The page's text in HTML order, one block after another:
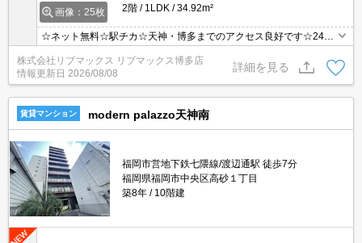
画像：25枚
2階
1LDK 34.92m²
☆ネット無料☆駅チカ☆天神・博多までのアクセス良好です☆24時
株式会社リブマックス リブマックス博多店
情報更新日 2026/08/08
詳細を見る
賃貸マンション modern palazzo天神南
福岡市営地下鉄七隈線/渡辺通駅 徒歩7分
福岡県福岡市中央区高砂１丁目
築8年
10階建